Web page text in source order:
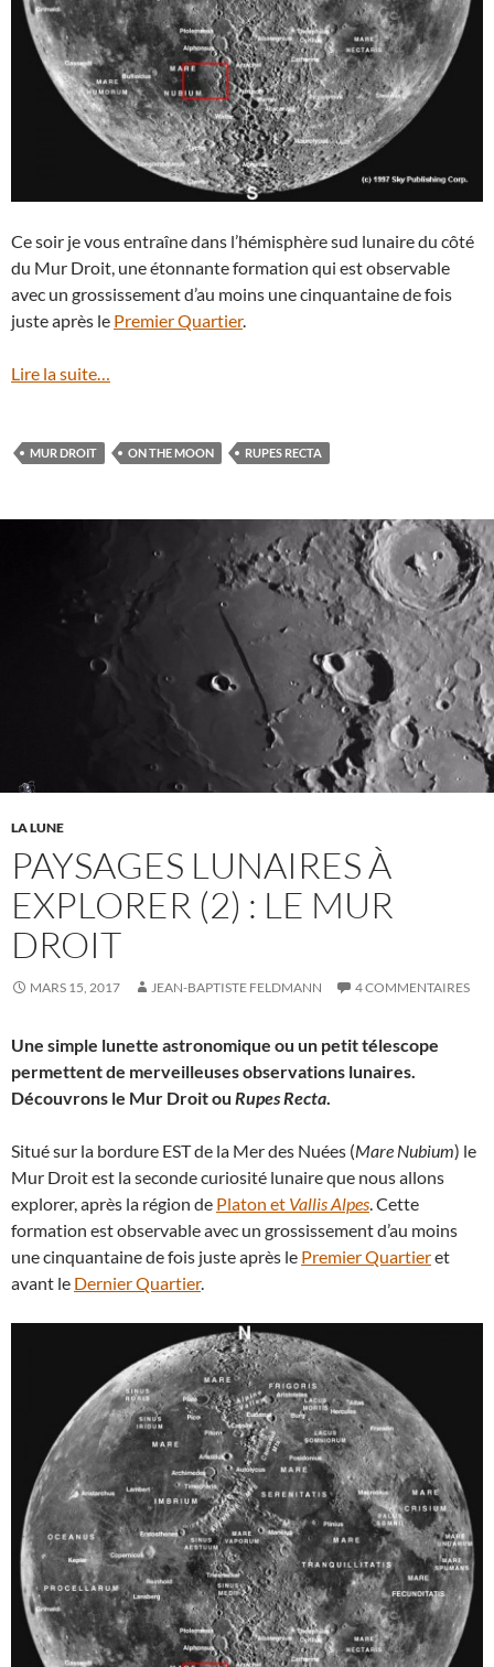
Ce soir je vous entraîne dans l’hémisphère sud lunaire du côté
du Mur Droit, une étonnante formation qui est observable
avec un grossissement d’au moins une cinquantaine de fois
juste après le Premier Quartier.
Lire la suite…
MUR DROIT ON THE MOON RUPES RECTA
LA LUNE
PAYSAGES LUNAIRES À
EXPLORER (2) : LE MUR
DROIT
MARS 15, 2017 JEAN-BAPTISTE FELDMANN 4 COMMENTAIRES
Une simple lunette astronomique ou un petit télescope
permettent de merveilleuses observations lunaires.
Découvrons le Mur Droit ou Rupes Recta
Situé sur la bordure EST de la Mer des Nuées (Mare Nubium) le
Mur Droit est la seconde curiosité lunaire que nous allons
explorer, après la région de Platon et Vallis Alpes . Cette
formation est observable avec un grossissement d’au moins
une cinquantaine de fois juste après le Premier Quartieret
avant le Dernier Quartier.